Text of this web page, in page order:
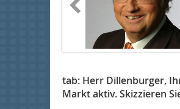
tab: Herr Dillenburger,
Markt aktiv. Skizzieren